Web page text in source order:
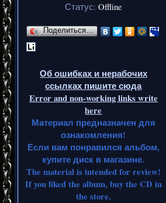
Статус: Offline
Поделиться…
Об ошибках и нерабочих
ссылках пишите сюда
Error and non-working links write
here
Материал предназначен для
ознакомления!
Если вам понравился альбом,
купите диск в магазине.
The material is intended for review!
If you liked the album, buy the CD in
the store.